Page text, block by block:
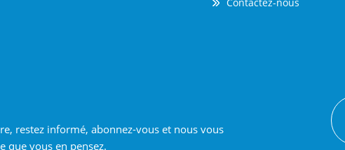
une
système
WTS
restez informé, abonnez-vous et nous vous
que vous en pensez.